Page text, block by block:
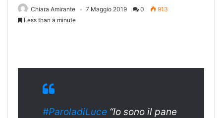
Chiara Amirante 7 Maggio 2019 0
913
Less than a minute
#ParoladiLuce “Io sono il pane